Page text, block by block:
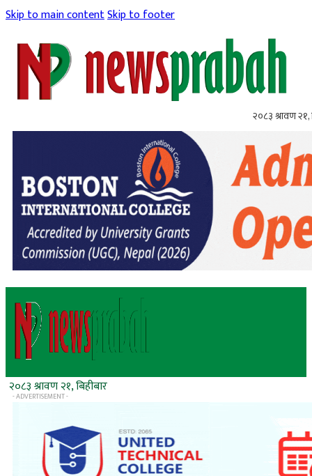
Skip to main contentSkip to footer
२०८३ श्रावण २१,
२०८३ श्रावण २१, बिहीबार
- ADVERTISEMENT -